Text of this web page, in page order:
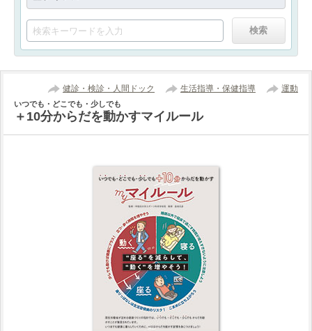
健診・検診・人間ドック 生活指導・保健指導 運動
いつでも・どこでも・少しでも
＋10分からだを動かすマイルール